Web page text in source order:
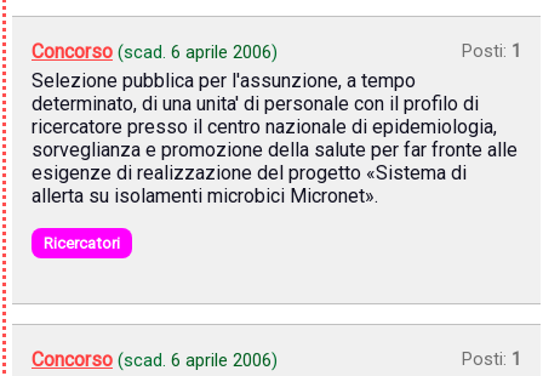
Concorso (scad. 6 aprile 2006) Posti: 1
Selezione pubblica per l'assunzione, a tempo
determinato, di una unita' di personale con il profilo di
ricercatore presso il centro nazionale di epidemiologia,
sorveglianza e promozione della salute per far fronte alle
esigenze di realizzazione del progetto «Sistema di
allerta su isolamenti microbici Micronet».
Ricercatori
Concorso (scad. 6 aprile 2006) Posti: 1